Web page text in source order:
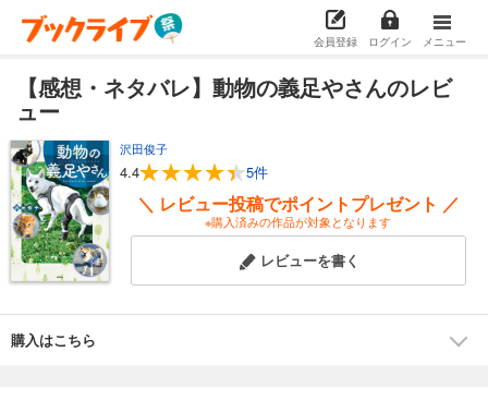
会員登録 ログイン メニュー
【感想・ネタバレ】動物の義足やさんのレビ
ュー
沢田俊子
4.4 5件
＼ レビュー投稿でポイントプレゼント ／
※購入済みの作品が対象となります
レビューを書く
購入はこちら